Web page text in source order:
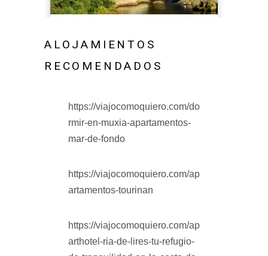
ALOJAMIENTOS
RECOMENDADOS
https://viajocomoquiero.com/do
rmir-en-muxia-apartamentos-
mar-de-fondo
https://viajocomoquiero.com/ap
artamentos-tourinan
https://viajocomoquiero.com/ap
arthotel-ria-de-lires-tu-refugio-